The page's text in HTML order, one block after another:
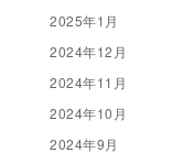
2025年1月
2024年12月
2024年11月
2024年10月
2024年9月